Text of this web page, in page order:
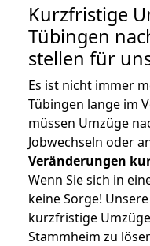
Kurzfristige
Tübingen
stellen für
Es ist nicht immer
Tübingen lange im
müssen Umzüge
Jobwechseln oder
Veränderungen
Wenn Sie sich in
keine Sorge!
kurzfristige
Stammheim zu